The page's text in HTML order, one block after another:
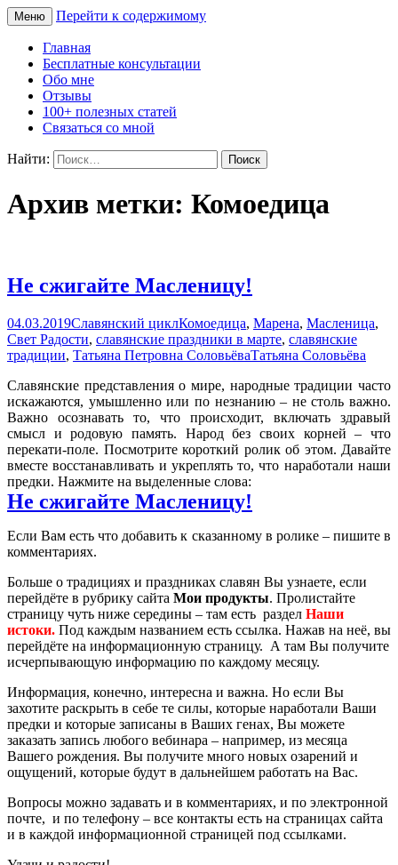
Свет Радости
Меню Перейти к содержимому
Главная
Бесплатные консультации
Обо мне
Отзывы
100+ полезных статей
Связаться со мной
Найти:
Архив метки: Комоедица
Не сжигайте Масленицу!
04.03.2019Славянский циклКомоедица, Марена, Масленица,
Свет Радости, славянские праздники в марте, славянские
традиции, Татьяна Петровна СоловьёваТатьяна Соловьёва
Славянские представления о мире, народные традиции часто
искажаются, умышленно или по незнанию – не столь важно.
Важно осознавать то, что происходит, включать здравый
смысл и родовую память. Народ без своих корней – что
перекати-поле. Посмотрите короткий ролик об этом. Давайте
вместе восстанавливать и укреплять то, что наработали наши
предки. Нажмите на выделенные слова:
Не сжигайте Масленицу!
Если Вам есть что добавить к сказанному в ролике – пишите в
комментариях.
Больше о традициях и праздниках славян Вы узнаете, если
перейдёте в рубрику сайта Мои продукты. Пролистайте
страницу чуть ниже середины – там есть раздел Наши
истоки. Под каждым названием есть ссылка. Нажав на неё, вы
перейдёте на информационную страницу. А там Вы получите
исчерпывающую информацию по каждому месяцу.
Информация, конечно, интересна и важна. Но если Вы
захотите раскрыть в себе те силы, которые наработали Ваши
предки и которые записаны в Ваших генах, Вы можете
заказать запись любого вебинара – например, из месяца
Вашего рождения. Вы получите много новых озарений и
ощущений, которые будут в дальнейшем работать на Вас.
Вопросы можно задавать и в комментариях, и по электронной
почте, и по телефону – все контакты есть на страницах сайта
и в каждой информационной страницей под ссылками.